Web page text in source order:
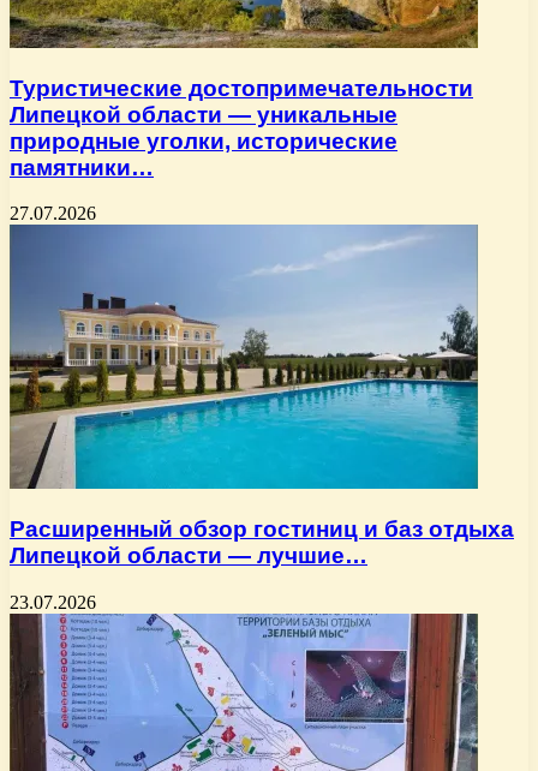
Туристические достопримечательности
Липецкой области — уникальные
природные уголки, исторические
памятники…
27.07.2026
Расширенный обзор гостиниц и баз отдыха
Липецкой области — лучшие…
23.07.2026